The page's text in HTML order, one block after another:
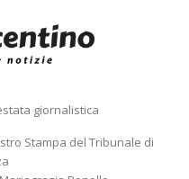
giornalistica
Stampa del Tribunale di